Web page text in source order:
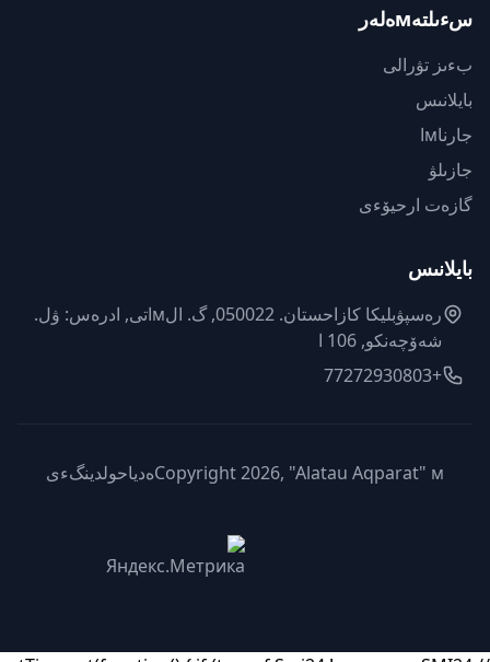
سءىلتەмەلەر
بءىز تۋرالى
بايلانىس
جارناмا
جازىلۋ
گازەت ارحيۆءى
بايلانىس
رەسپۋبليكا كازاحستان. 050022, گ. الмاتى, ادرەس: ۋل.
شەۆچەنكو, 106 ا
+77272930803
Copyright 2026, "Alatau Aqparat" мەدياحولدينگءى